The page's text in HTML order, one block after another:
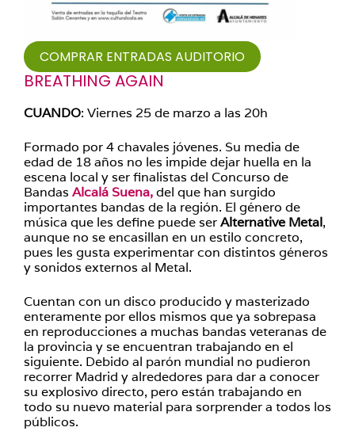
COMPRAR ENTRADAS AUDITORIO
BREATHING AGAIN
CUANDO: Viernes 25 de marzo a las 20h
Formado por 4 chavales jóvenes. Su media de
edad de 18 años no les impide dejar huella en la
escena local y ser finalistas del Concurso de
Bandas Alcalá Suena,del que han surgido
importantes bandas de la región. El género de
música que les define puede serAlternative Metal,
aunque no se encasillan en un estilo concreto,
pues les gusta experimentar con distintos géneros
y sonidos externos al Metal.
Cuentan con un disco producido y masterizado
enteramente por ellos mismos que ya sobrepasa
en reproducciones a muchas bandas veteranas de
la provincia y se encuentran trabajando en el
siguiente. Debido al parón mundial no pudieron
recorrer Madrid y alrededores para dar a conocer
su explosivo directo, pero están trabajando en
todo su nuevo material para sorprender a todos los
públicos.